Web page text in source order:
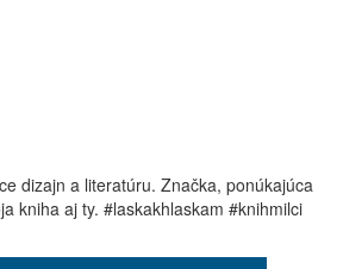
dizajn a literatúru. Značka, ponúkajúca
kniha aj ty. #laskakhlaskam #knihmilci